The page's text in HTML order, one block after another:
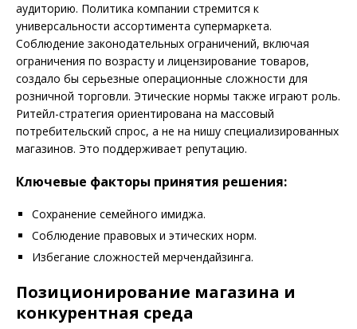
аудиторию. Политика компании стремится к
универсальности ассортимента супермаркета.
Соблюдение законодательных ограничений, включая
ограничения по возрасту и лицензирование товаров,
создало бы серьезные операционные сложности для
розничной торговли. Этические нормы также играют роль.
Ритейл-стратегия ориентирована на массовый
потребительский спрос, а не на нишу специализированных
магазинов. Это поддерживает репутацию.
Ключевые факторы принятия решения:
Сохранение семейного имиджа.
Соблюдение правовых и этических норм.
Избегание сложностей мерчендайзинга.
Позиционирование магазина и
конкурентная среда